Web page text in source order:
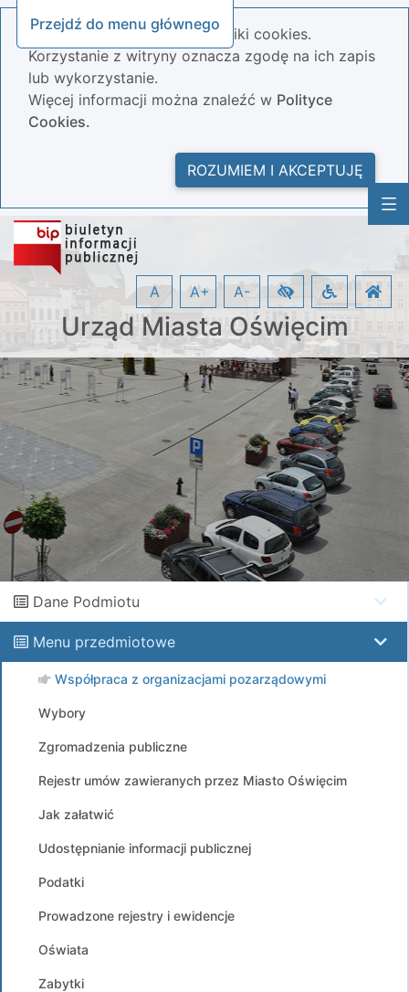
Przejdź do menu głównego
Nasza strona wykorzystuje pliki cookies.
Korzystanie z witryny oznacza zgodę na ich zapis
lub wykorzystanie.
Więcej informacji można znaleźć w Polityce
Cookies.
ROZUMIEM I AKCEPTUJĘ
Urząd Miasta Oświęcim
A A+ A-
Dane Podmiotu
Menu przedmiotowe
Współpraca z organizacjami pozarządowymi
Wybory
Zgromadzenia publiczne
Rejestr umów zawieranych przez Miasto Oświęcim
Jak załatwić
Udostępnianie informacji publicznej
Podatki
Prowadzone rejestry i ewidencje
Oświata
Zabytki